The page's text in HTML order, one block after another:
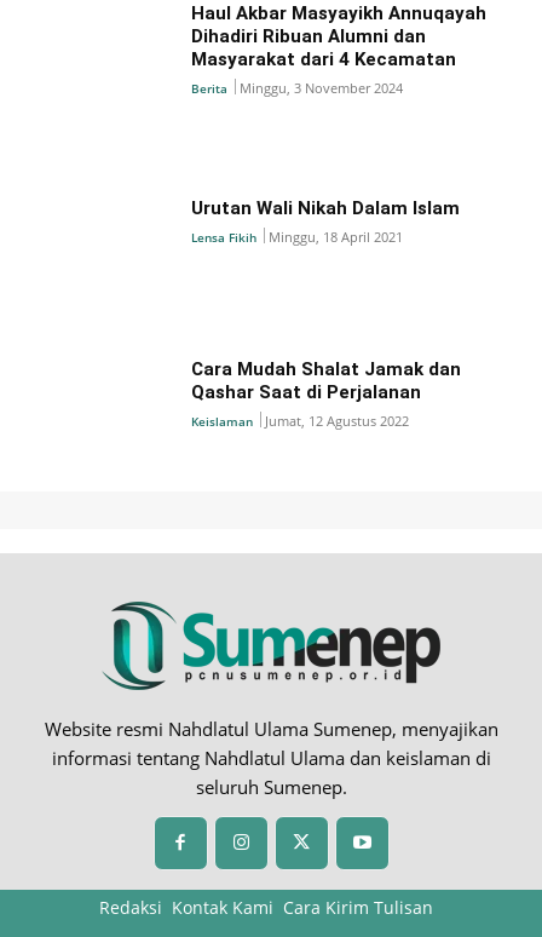
Haul Akbar Masyayikh Annuqayah
Dihadiri Ribuan Alumni dan
Masyarakat dari 4 Kecamatan
Berita Minggu, 3 November 2024
Urutan Wali Nikah Dalam Islam
Lensa Fikih Minggu, 18 April 2021
Cara Mudah Shalat Jamak dan
Qashar Saat di Perjalanan
Keislaman Jumat, 12 Agustus 2022
Website resmi Nahdlatul Ulama Sumenep, menyajikan
informasi tentang Nahdlatul Ulama dan keislaman di
seluruh Sumenep.
Redaksi Kontak Kami Cara Kirim Tulisan